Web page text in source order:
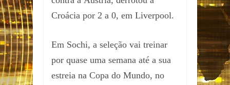
Croácia por 2 a 0, em Liverpool.
Em Sochi, a seleção vai treinar
por quase uma semana até a sua
estreia na Copa do Mundo, no